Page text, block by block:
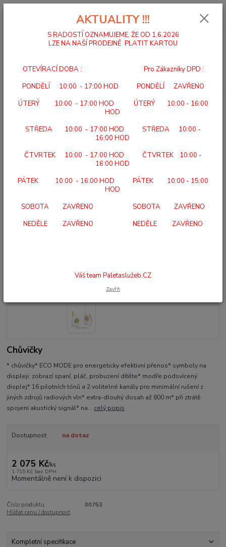
0,00 Kč
Úvod DOMÁCÍ A ÚSTAVNÍ PÉČE BEURER BY 84 Chůvičky
BEURER BY 84 Chůvičky
Chůvičky
* chůvičky* ECO MODE pro energeticky efektivní přenos* symboly na
displeji: zobrazí spaní, pláč, probuzení dítěte* modře podsvícený
displej* 16 pilotních tónů a 2 volitelné kanály pro minimální rušení z
jiných zdrojů radiových vln* extra-dlouhý dosah až 800 m* při ztrátě
spojení akustický signál* na... celý popis
Dostupnost na dotaz
2 075 Kč/ks
1 715 Kč bez DPH
Momentálně není k dispozici
Číslo produktu:
00753
Hlídat cenu / dostupnost
Kompletní specifikace
AKTUALITY !!!
S RADOSTÍ OZNAMUJEME, ŽE OD 1.6.2026
LZE NA NAŠÍ PRODEJNĚ PLATIT KARTOU
OTEVÍRACÍ DOBA : Pro Zákazníky DPD :
PONDĚLÍ 10:00 - 17:00 HOD PONDĚLÍ ZAVŘENO
ÚTERÝ 10:00 - 17:00 HOD ÚTERÝ 10:00 - 16:00
HOD
STŘEDA 10:00 - 17:00 HOD STŘEDA 10:00 -
16:00 HOD
ČTVRTEK 10:00 - 17:00 HOD ČTVRTEK 10:00 -
16:00 HOD
PÁTEK 10:00 - 16:00 HOD PÁTEK 10:00 - 15:00
HOD
SOBOTA ZAVŘENO SOBOTA ZAVŘENO
NEDĚLE ZAVŘENO NEDĚLE ZAVŘENO
Váš team Paletaslužeb.CZ
Zavřít